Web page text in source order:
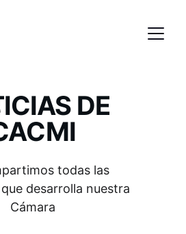
DE
todas las
desarrolla nuestra
Cámara